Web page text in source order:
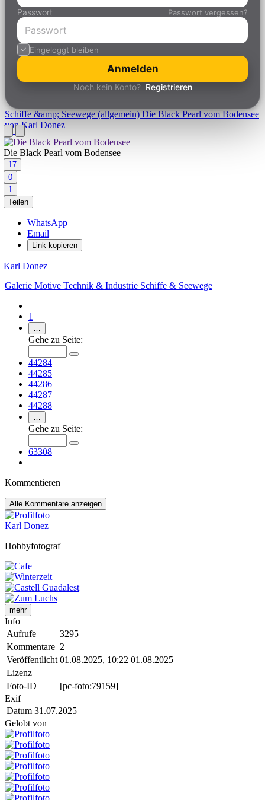
Passwort Passwort vergessen?
Eingeloggt bleiben
Anmelden
Noch kein Konto? Registrieren
Schiffe &amp; Seewege (allgemein)Die Black Pearl vom Bodensee
von Karl Donez
Die Black Pearl vom Bodensee
17
0
1
Teilen
WhatsApp
Email
Link kopieren
Karl Donez
Galerie Motive Technik & Industrie Schiffe & Seewege
1
…
Gehe zu Seite:
44284
44285
44286
44287
44288
…
Gehe zu Seite:
63308
Kommentieren
Alle Kommentare anzeigen
Karl Donez
Hobbyfotograf
mehr
Info
Aufrufe
3295
Kommentare 2
Veröffentlicht 01.08.2025, 10:22 01.08.2025
Lizenz
Foto-ID
[pc-foto:79159]
Exif
Datum 31.07.2025
Gelobt von